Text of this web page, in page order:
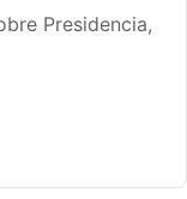
Presidencia,